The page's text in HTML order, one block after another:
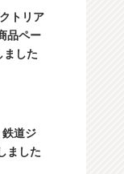
トリア
品ペー
ました
道ジ
ました